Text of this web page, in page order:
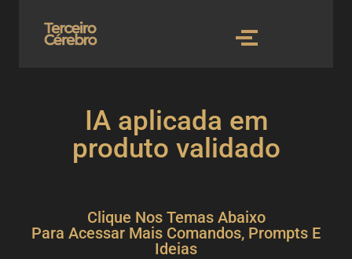
IA aplicada em
produto validado
Clique Nos Temas Abaixo
Para Acessar Mais Comandos, Prompts E
Ideias